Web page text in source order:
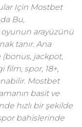
Için Mostbet
Bu,
arayüzünü
tanır. Ana
jackpot,
film, spor, 18+,
Mostbet
basit ve
hızlı bir şekilde
bahislerinde